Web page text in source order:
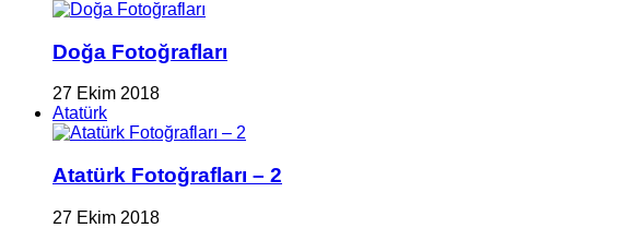
Doğa Fotoğrafları
27 Ekim 2018
Atatürk
Atatürk Fotoğrafları – 2
27 Ekim 2018